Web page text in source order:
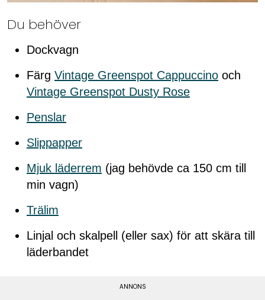
Du behöver
Dockvagn
Färg Vintage Greenspot Cappuccino och
Vintage Greenspot Dusty Rose
Penslar
Slippapper
Mjuk läderrem (jag behövde ca 150 cm till
min vagn)
Trälim
Linjal och skalpell (eller sax) för att skära till
läderbandet